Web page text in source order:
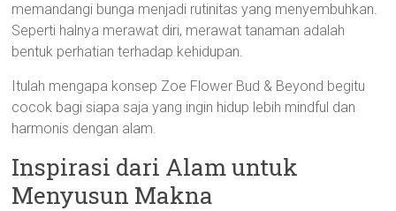
memandangi bunga menjadi rutinitas yang menyembuhkan.
Seperti halnya merawat diri, merawat tanaman adalah
bentuk perhatian terhadap kehidupan.
Itulah mengapa konsep Zoe Flower Bud & Beyond begitu
cocok bagi siapa saja yang ingin hidup lebih mindful dan
harmonis dengan alam.
Inspirasi dari Alam untuk
Menyusun Makna